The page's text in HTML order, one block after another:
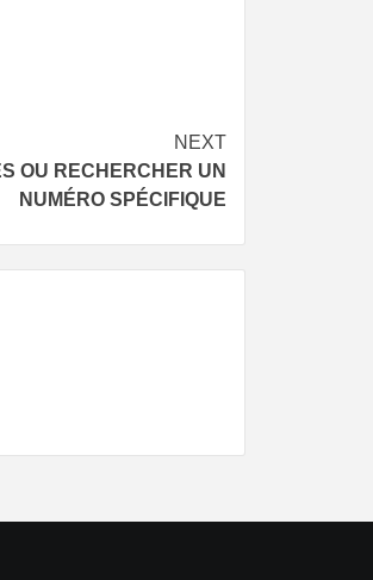
NEXT
OU RECHERCHER UN
NUMÉRO SPÉCIFIQUE